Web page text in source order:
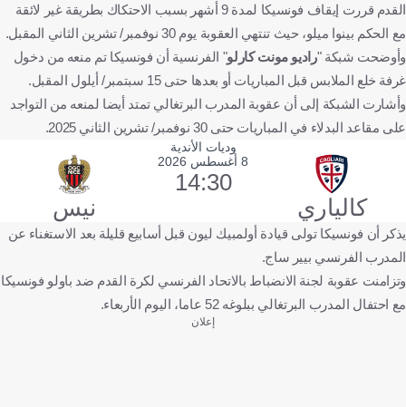
القدم قررت إيقاف فونسيكا لمدة 9 أشهر بسبب الاحتكاك بطريقة غير لائقة
مع الحكم بينوا ميلو، حيث تنتهي العقوبة يوم 30 نوفمبر/ تشرين الثاني المقبل.
وأوضحت شبكة "راديو مونت كارلو" الفرنسية أن فونسيكا تم منعه من دخول
غرفة خلع الملابس قبل المباريات أو بعدها حتى 15 سبتمبر/ أيلول المقبل.
وأشارت الشبكة إلى أن عقوبة المدرب البرتغالي تمتد أيضا لمنعه من التواجد
على مقاعد البدلاء في المباريات حتى 30 نوفمبر/ تشرين الثاني 2025.
وديات الأندية
كالياري
8 أغسطس 2026
14:30
نيس
يذكر أن فونسيكا تولى قيادة أولمبيك ليون قبل أسابيع قليلة بعد الاستغناء عن
المدرب الفرنسي بيير ساج.
وتزامنت عقوبة لجنة الانضباط بالاتحاد الفرنسي لكرة القدم ضد باولو فونسيكا
مع احتفال المدرب البرتغالي ببلوغه 52 عاما، اليوم الأربعاء.
إعلان